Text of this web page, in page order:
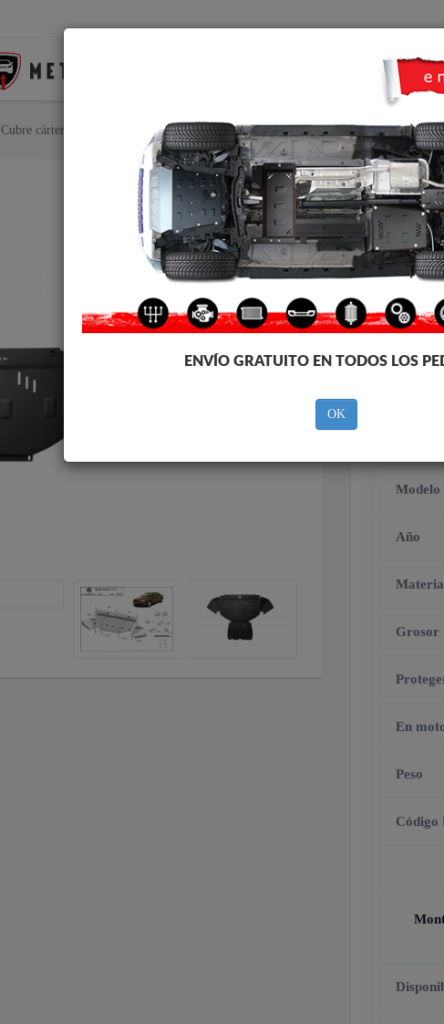
TRANSPORTE
Cubre cárter metálico Skoda Superb
CUBRE
Código de
170
IVA incl.
Modelo
Año
Grosor
En
Peso
Código
ENVÍO GRATUITO EN TODOS LOS
OK